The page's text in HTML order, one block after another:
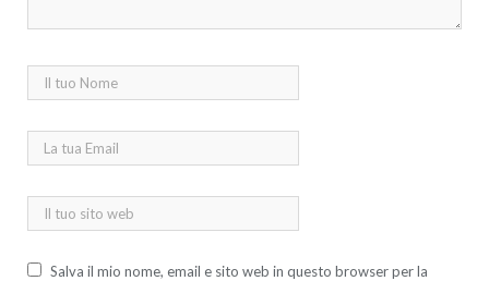
Salva il mio nome, email e sito web in questo browser per la